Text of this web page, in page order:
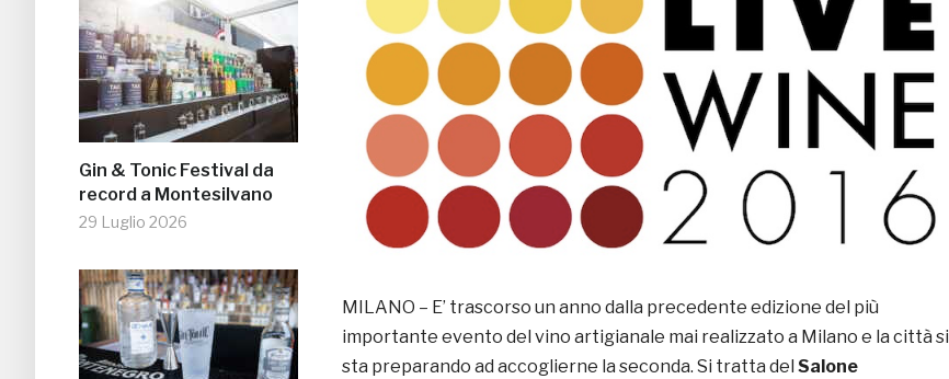
Gin & Tonic Festival da
record a Montesilvano
29 Luglio 2026
MILANO – E’ trascorso un anno dalla precedente edizione del più
importante evento del vino artigianale mai realizzato a Milano e la città si
sta preparando ad accoglierne la seconda. Si tratta del Salone